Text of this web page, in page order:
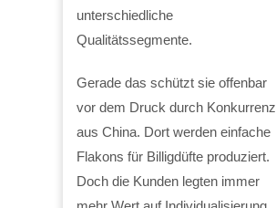
unterschiedliche
Qualitätssegmente.
Gerade das schützt sie offenbar
vor dem Druck durch Konkurrenz
aus China. Dort werden einfache
Flakons für Billigdüfte produziert.
Doch die Kunden legten immer